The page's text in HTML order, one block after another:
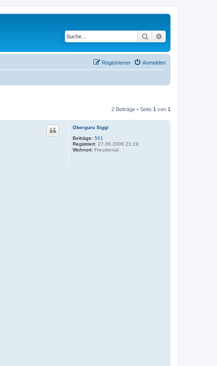
Suche
Anmelden
Registrieren
2 Beiträge • Seite 1 von 1
Oberguru Siggi
Beiträge: 561
Registriert: 27.06.2006 21:19
Wohnort: Freudental